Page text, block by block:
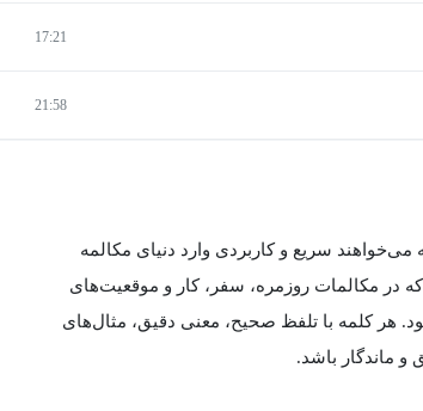
17:21
21:58
سریع و کاربردی وارد دنیای مکالمه
پرکاربرد انگلیسی که در مکالمات روزمره، سفر، کار و موقعیت‌های
هر کلمه با تلفظ صحیح، معنی دقیق، مثال‌های
و ماندگار باشد.